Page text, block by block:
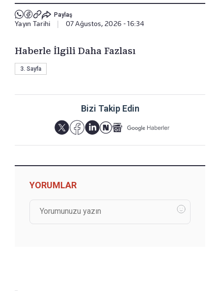
Paylaş
Yayın Tarihi 07 Ağustos, 2026 - 16:34
Haberle İlgili Daha Fazlası
3. Sayfa
Bizi Takip Edin
YORUMLAR